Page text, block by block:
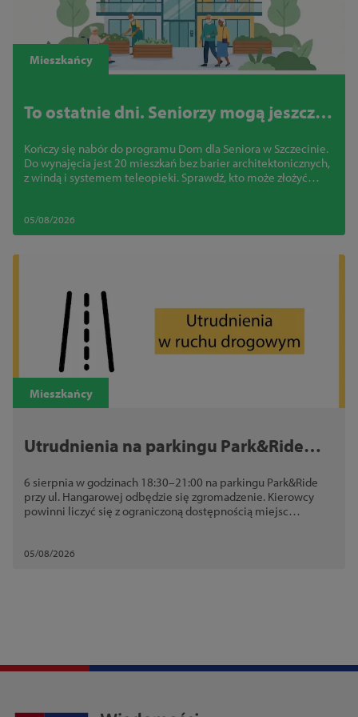
Mieszkańcy
To ostatnie dni. Seniorzy mogą jeszcze
centrum Szczecina
Kończy się nabór do programu Dom dla Seniora w Szczecinie.
Do wynajęcia jest 20 mieszkań bez barier architektonicznych,
z windą i systemem teleopieki. Sprawdź, kto może złożyć
05/08/2026
Mieszkańcy
Utrudnienia na parkingu Park&Ride
odbędzie się zgromadzenie
6 sierpnia w godzinach 18:30–21:00 na parkingu Park&Ride
przy ul. Hangarowej odbędzie się zgromadzenie. Kierowcy
powinni liczyć się z ograniczoną dostępnością miejsc
05/08/2026